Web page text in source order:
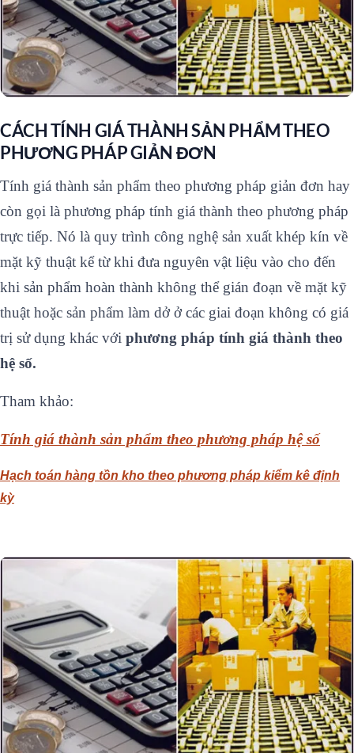
CÁCH TÍNH GIÁ THÀNH SẢN PHẨM THEO
PHƯƠNG PHÁP GIẢN ĐƠN
Tính giá thành sản phẩm theo phương pháp giản đơn hay
còn gọi là phương pháp tính giá thành theo phương pháp
trực tiếp. Nó là quy trình công nghệ sản xuất khép kín về
mặt kỹ thuật kể từ khi đưa nguyên vật liệu vào cho đến
khi sản phẩm hoàn thành không thể gián đoạn về mặt kỹ
thuật hoặc sản phẩm làm dở ở các giai đoạn không có giá
trị sử dụng khác với phương pháp tính giá thành theo
hệ số.
Tham khảo:
Tính giá thành sản phẩm theo phương pháp hệ số
Hạch toán hàng tồn kho theo phương pháp kiểm kê định
kỳ